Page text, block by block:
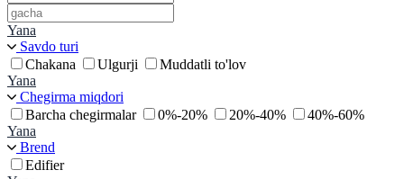
Yana
Savdo turi
Chakana
Ulgurji
Muddatli to'lov
Yana
Chegirma miqdori
Barcha chegirmalar
0%-20% 20%-40%
40%-60%
Yana
Brend
Edifier